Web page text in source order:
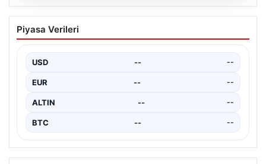
Galatasaray’da daha sezon başlamadan
Singo’dan kötü haber!
Başlangıç: Singo’nun Durumu Belirsizliğini Koruyor”,
“content”: “…
Piyasa Verileri
USD -- --
EUR -- --
ALTIN -- --
BTC -- --